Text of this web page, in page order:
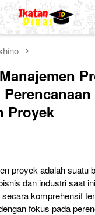
Proyek
proyek adalah suatu
dan industri saat
komprehensif
fokus pada